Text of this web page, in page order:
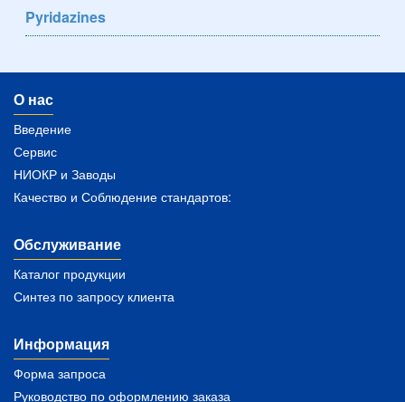
Pyridazines
О нас
Введение
Сервис
НИОКР и Заводы
Качество и Соблюдение стандартов:
Обслуживание
Каталог продукции
Синтез по запросу клиента
Информация
Форма запроса
Руководство по оформлению заказа